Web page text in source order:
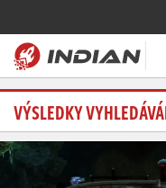
Magazín
Recenze
VÝSLEDKY